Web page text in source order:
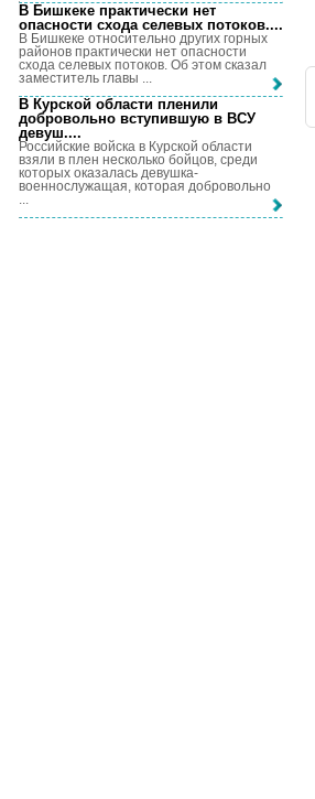
В Бишкеке практически нет
опасности схода селевых потоков....
В Бишкеке относительно других горных
районов практически нет опасности
схода селевых потоков. Об этом сказал
заместитель главы ...
В Курской области пленили
добровольно вступившую в ВСУ
девуш....
Российские войска в Курской области
взяли в плен несколько бойцов, среди
которых оказалась девушка-
военнослужащая, которая добровольно
...